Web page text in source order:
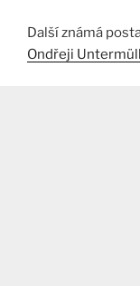
Další známá
Ondřeji